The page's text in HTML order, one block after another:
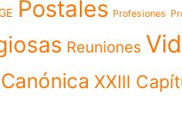
Postales Profesiones
Reuniones
XXIII